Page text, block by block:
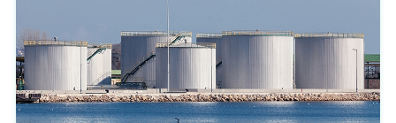
VÍDEOS
BOLETINS TÉCNICOS